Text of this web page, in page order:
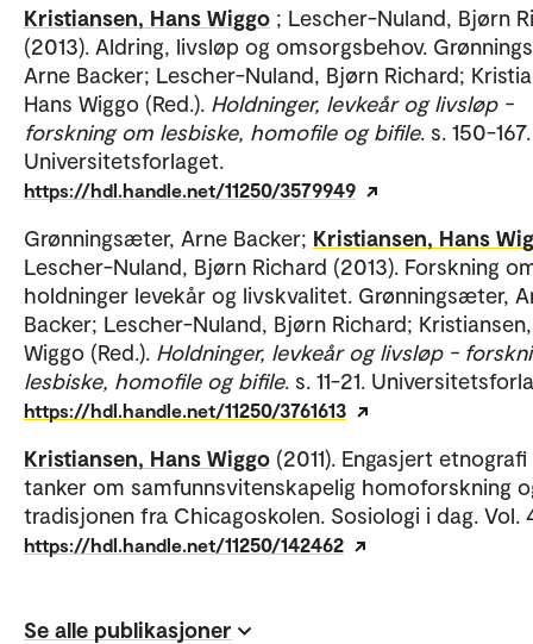
Kristiansen, Hans Wiggo ; Lescher-Nuland, Bjørn
(2013). Aldring, livsløp og omsorgsbehov.
Arne Backer; Lescher-Nuland, Bjørn Richard;
Hans Wiggo (Red.). Holdninger, levkeår og livsløp -
forskning om lesbiske, homofile og bifile. s. 150-167.
Universitetsforlaget.
https://hdl.handle.net/11250/3579949
Grønningsæter, Arne Backer; Kristiansen, Hans
Lescher-Nuland, Bjørn Richard (2013). Forskning
holdninger levekår og livskvalitet. Grønningsæter,
Backer; Lescher-Nuland, Bjørn Richard;
Wiggo (Red.). Holdninger, levkeår og livsløp -
lesbiske, homofile og bifile. s. 11-21.
https://hdl.handle.net/11250/3761613
Kristiansen, Hans Wiggo (2011). Engasjert
tanker om samfunnsvitenskapelig homoforskning
tradisjonen fra Chicagoskolen. Sosiologi i dag. Vol.
https://hdl.handle.net/11250/142462
Se alle publikasjoner